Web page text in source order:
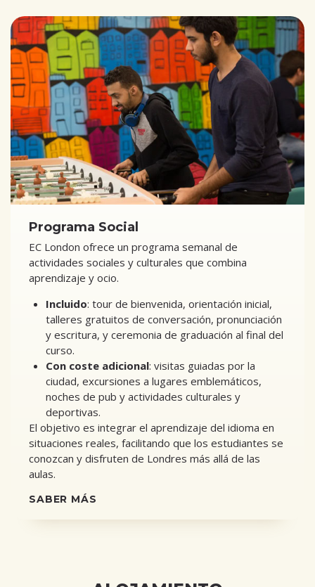
Programa Social
EC London ofrece un programa semanal de
actividades sociales y culturales que combina
aprendizaje y ocio.
Incluido: tour de bienvenida, orientación inicial,
talleres gratuitos de conversación, pronunciación
y escritura, y ceremonia de graduación al final del
curso.
Con coste adicional: visitas guiadas por la
ciudad, excursiones a lugares emblemáticos,
noches de pub y actividades culturales y
deportivas.
El objetivo es integrar el aprendizaje del idioma en
situaciones reales, facilitando que los estudiantes se
conozcan y disfruten de Londres más allá de las
aulas.
SABER MÁS